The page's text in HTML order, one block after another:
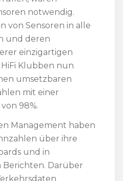
notwendig.
von Sensoren in alle
und deren
einzigartigen
Klubben nun
umsetzbaren
mit einer
98%.
Management haben
über ihre
und in
Darüber